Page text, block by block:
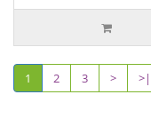
1 2 3 >
>|